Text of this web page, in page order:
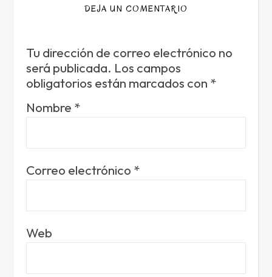
DEJA UN COMENTARIO
Tu dirección de correo electrónico no
será publicada. Los campos
obligatorios están marcados con *
Nombre *
Correo electrónico *
Web